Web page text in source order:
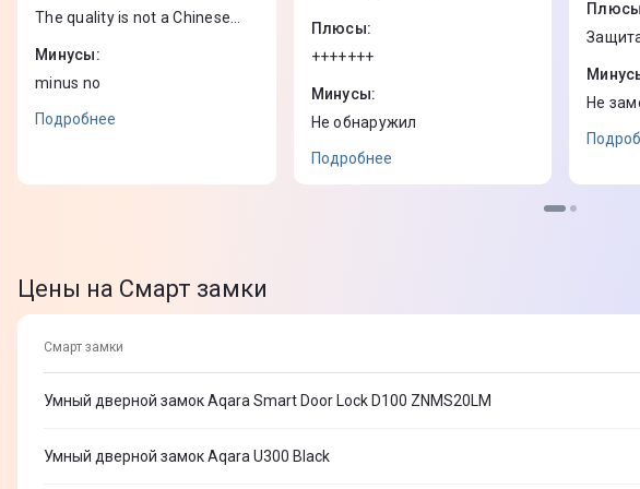
The quality is not a Chinese
Минусы:
minus no
Подробнее
Плюсы:
+++++++
Минусы:
Не обнаружил
Подробнее
Плюсы
Не
Цены на Смарт замки
Смарт замки
Умный дверной замок Aqara Smart Door Lock D100 ZNMS20LM
Умный дверной замок Aqara U300 Black